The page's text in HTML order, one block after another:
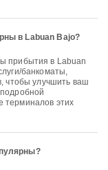
в Labuan Bajo?
прибытия в Labuan
банкоматы,
чтобы улучшить ваш
терминалов этих